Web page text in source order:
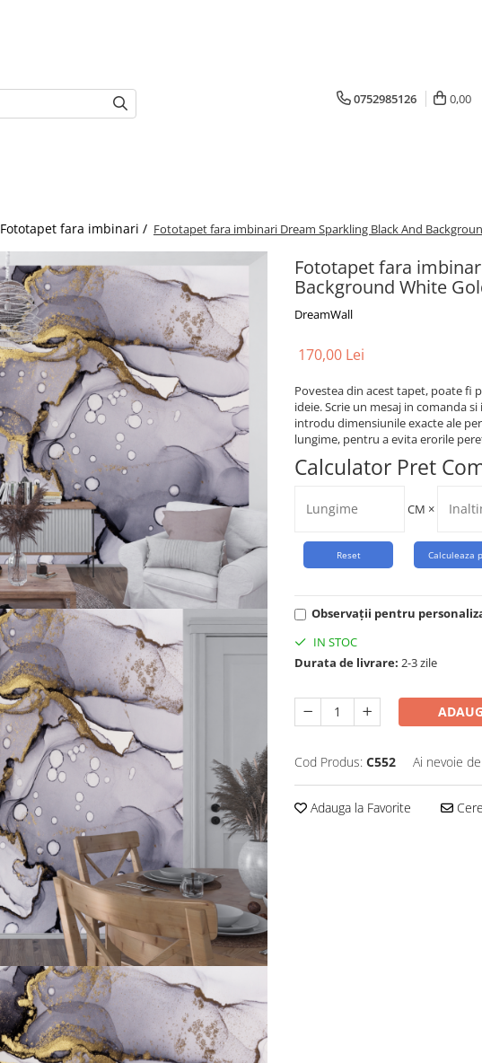
0752985126 0,00
Fototapet fara imbinari / Fototapet fara imbinari Dream Sparkling Black And
Fototapet fara
Background White
DreamWall
170,00 Lei
Povestea din acest tapet, poate fi
ideie. Scrie un mesaj in comanda
introdu dimensiunile exacte ale
lungime, pentru a evita erorile
Calculator Pret
CM ×
Observații pentru
IN STOC
Durata de livrare: 2-3 zile
Cod Produs: C552 Ai nevoie
Adauga la Favorite